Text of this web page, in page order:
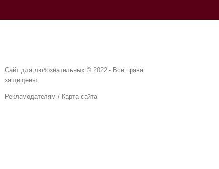
Сайт для любознательных © 2022 - Все права
защищены.
Рекламодателям / Карта сайта